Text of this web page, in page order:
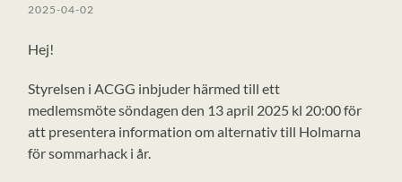
2025-04-02
Hej!
Styrelsen i ACGG inbjuder härmed till ett
medlemsmöte söndagen den 13 april 2025 kl 20:00 för
att presentera information om alternativ till Holmarna
för sommarhack i år.